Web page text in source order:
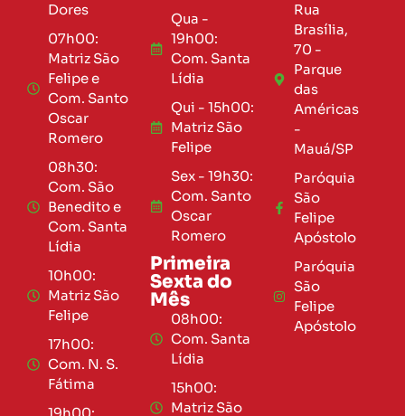
Dores
07h00:
Matriz São
Felipe e
Com. Santo
Oscar
Romero
08h30:
Com. São
Benedito e
Com. Santa
Lídia
10h00:
Matriz São
Felipe
17h00:
Com. N. S.
Fátima
Qua -
19h00:
Com. Santa
Lídia
Qui - 15h00:
Matriz São
Felipe
Sex - 19h30:
Com. Santo
Oscar
Romero
Primeira
Sexta do
Mês
08h00:
Com. Santa
Lídia
15h00:
Matriz São
Rua
Brasília,
70 -
Parque
das
Américas
-
Mauá/SP
Paróquia
São
Felipe
Apóstolo
Paróquia
São
Felipe
Apóstolo